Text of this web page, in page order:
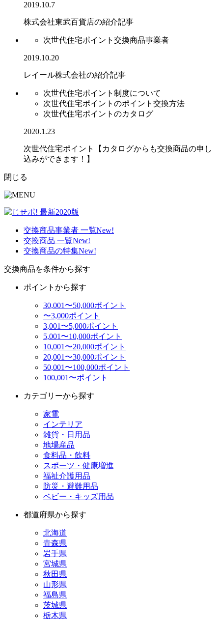
2019.10.7
株式会社東武百貨店の紹介記事
次世代住宅ポイント交換商品事業者
2019.10.20
レイール株式会社の紹介記事
次世代住宅ポイント制度について
次世代住宅ポイントのポイント交換方法
次世代住宅ポイントのカタログ
2020.1.23
次世代住宅ポイント【カタログからも交換商品の申し
込みができます！】
閉じる
交換商品事業者 一覧New!
交換商品 一覧New!
交換商品の特集New!
交換商品を条件から探す
ポイントから探す
30,001〜50,000ポイント
〜3,000ポイント
3,001〜5,000ポイント
5,001〜10,000ポイント
10,001〜20,000ポイント
20,001〜30,000ポイント
50,001〜100,000ポイント
100,001〜ポイント
カテゴリーから探す
家電
インテリア
雑貨・日用品
地場産品
食料品・飲料
スポーツ・健康増進
福祉介護用品
防災・避難用品
ベビー・キッズ用品
都道府県から探す
北海道
青森県
岩手県
宮城県
秋田県
山形県
福島県
茨城県
栃木県